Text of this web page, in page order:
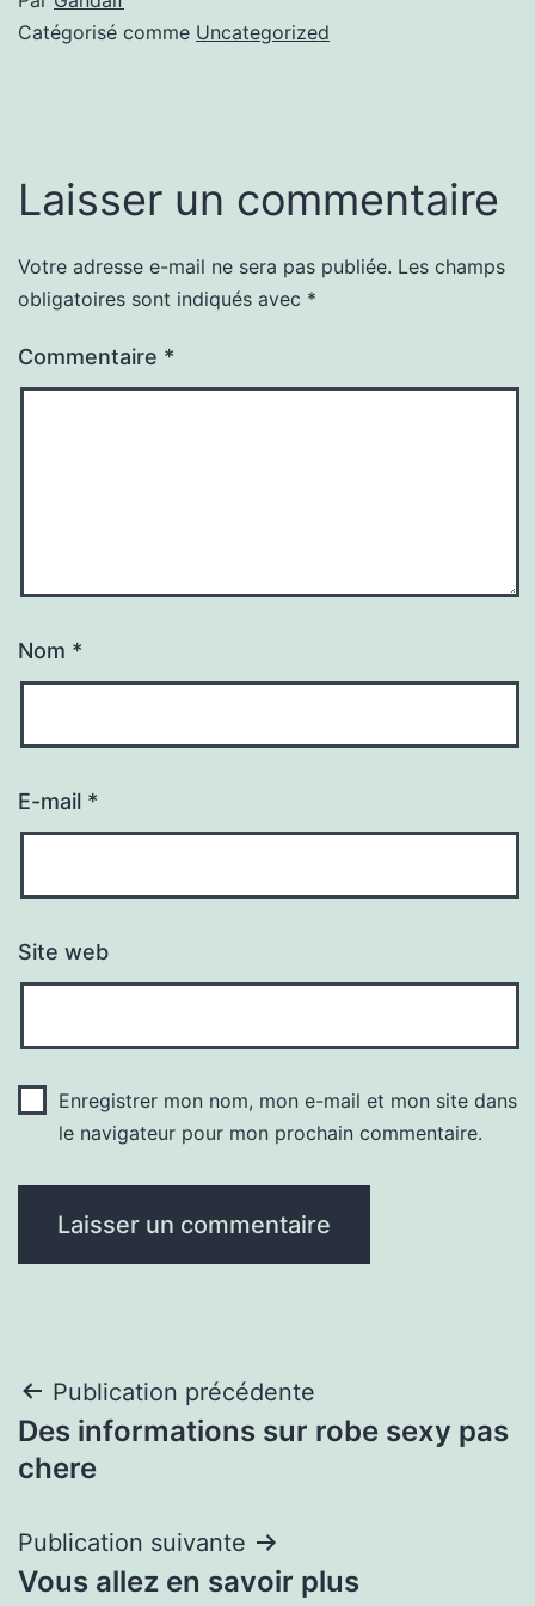
Catégorisé comme Uncategorized
Laisser un commentaire
Votre adresse e-mail ne sera pas publiée. Les champs
obligatoires sont indiqués avec *
Commentaire *
Nom *
E-mail *
Site web
Enregistrer mon nom, mon e-mail et mon site dans
le navigateur pour mon prochain commentaire.
Navigation
de
Publication précédente
Des informations sur robe sexy pas
chere
Publication suivante
Vous allez en savoir plus